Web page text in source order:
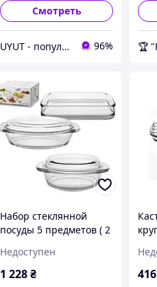
Смотреть
UYUT - популярные товары премиум качества 96%
Набор стеклянной
посуды 5 предметов ( 2
и противень ) Stenson
MS-0079 / Термостекло
Недоступен
1 228₴ 416